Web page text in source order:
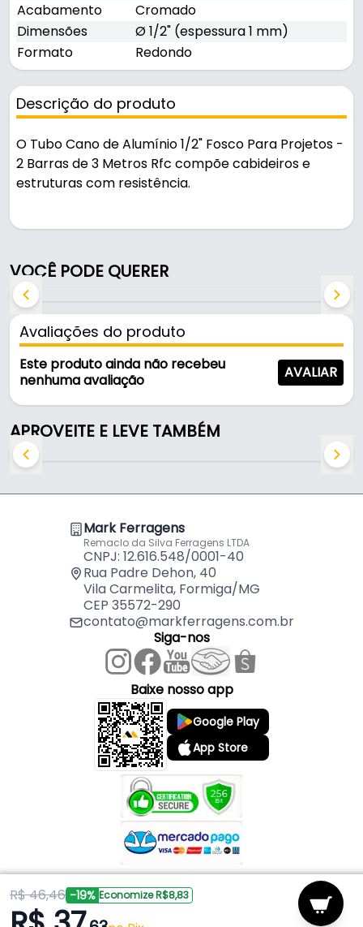
R$ 46,46 -19% Economize R$8,83
Acabamento
Cromado
Dimensões
Ø 1/2" (espessura 1 mm)
Formato
Redondo
Descrição do produto
O Tubo Cano de Alumínio 1/2" Fosco Para Projetos -
2 Barras de 3 Metros Rfc compõe cabideiros e
estruturas com resistência.
Fabricado em Aluminio com acabamento cromado,
é resistente e durável no uso diário.
Características:
- Marca: Rfc
- Modelo: Redondo
- Material: Aluminio
- Dimensões: Ø 1/2" (espessura 1 mm)
- Formato: Redondo
VOCÊ PODE QUERER
Avaliações do produto
Este produto ainda não recebeu
nenhuma avaliação
AVALIAR
APROVEITE E LEVE TAMBÉM
Mark Ferragens
Remaclo da Silva Ferragens LTDA
CNPJ: 12.616.548/0001-40
Rua Padre Dehon, 40
Vila Carmelita, Formiga/MG
CEP 35572-290
contato@markferragens.com.br
Siga-nos
Baixe nosso app
Google Play
App Store
Copyright © 2026 Mark Ferragens. Todos os direitos reservados.